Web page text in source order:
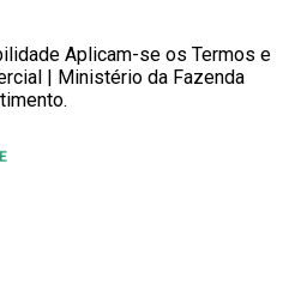
Aplicam-se os Termos e
| Ministério da Fazenda